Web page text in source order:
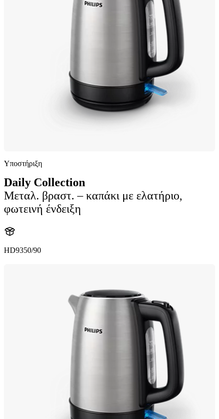
Υποστήριξη
Daily Collection
Μεταλ. βραστ. – καπάκι με ελατήριο,
φωτεινή ένδειξη
HD9350/90